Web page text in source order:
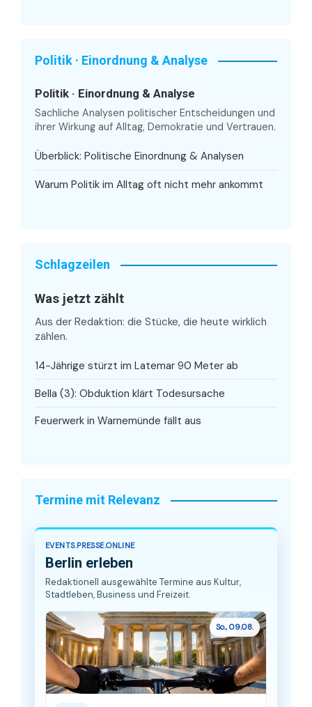
Politik · Einordnung & Analyse
Politik · Einordnung & Analyse
Sachliche Analysen politischer Entscheidungen und
ihrer Wirkung auf Alltag, Demokratie und Vertrauen.
Überblick: Politische Einordnung & Analysen
Warum Politik im Alltag oft nicht mehr ankommt
Schlagzeilen
Was jetzt zählt
Aus der Redaktion: die Stücke, die heute wirklich
zählen.
14-Jährige stürzt im Latemar 90 Meter ab
Bella (3): Obduktion klärt Todesursache
Feuerwerk in Warnemünde fällt aus
Termine mit Relevanz
EVENTS.PRESSE.ONLINE
Berlin erleben
Redaktionell ausgewählte Termine aus Kultur,
Stadtleben, Business und Freizeit.
So., 09.08.